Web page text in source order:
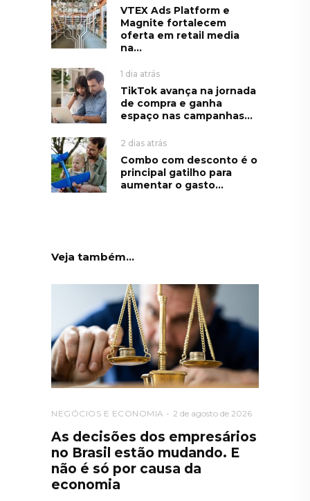
VTEX Ads Platform e
Magnite fortalecem
oferta em retail media
na...
1 dia atrás
TikTok avança na jornada
de compra e ganha
espaço nas campanhas...
2 dias atrás
Combo com desconto é o
principal gatilho para
aumentar o gasto...
Veja também...
NEGÓCIOS E ECONOMIA 2 de agosto de 2026
As decisões dos empresários
no Brasil estão mudando. E
não é só por causa da
economia